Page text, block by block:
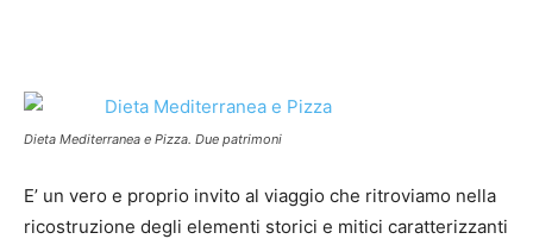
Dieta Mediterranea e Pizza. Due patrimoni
E’ un vero e proprio invito al viaggio che ritroviamo nella
ricostruzione degli elementi storici e mitici caratterizzanti